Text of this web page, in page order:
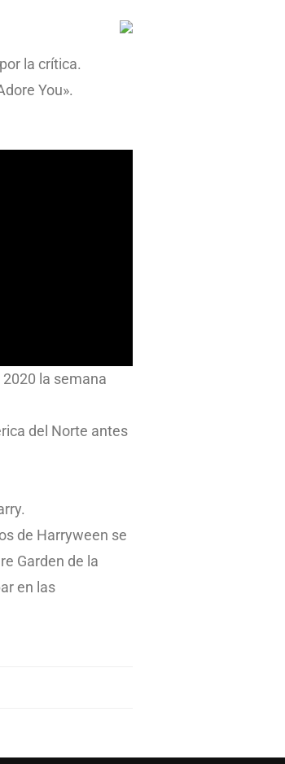
la crítica.
You».
la semana
del Norte antes
de Harryween se
Garden de la
en las